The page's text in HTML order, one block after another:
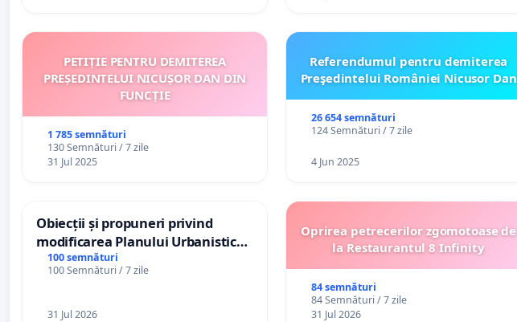
PETIȚIE PENTRU DEMITEREA
PREȘEDINTELUI NICUȘOR DAN DIN
FUNCȚIE
1 785 semnături
130 Semnături / 7 zile
31 Jul 2025
Referendumul pentru demiterea
Preşedintelui României Nicusor Dan
26 654 semnături
124 Semnături / 7 zile
4 Jun 2025
Obiecții și propuneri privind
modificarea Planului Urbanistic
General al orașului Ialoveni
100 semnături
100 Semnături / 7 zile
31 Jul 2026
Oprirea petrecerilor zgomotoase de
la Restaurantul 8 Infinity
84 semnături
84 Semnături / 7 zile
31 Jul 2026